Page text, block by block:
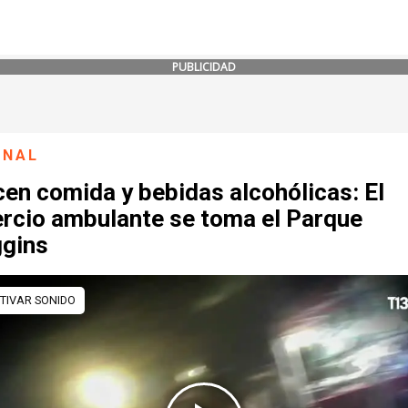
PUBLICIDAD
comida y bebidas alcohólicas: El
ambulante se toma el Parque